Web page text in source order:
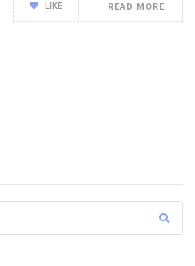
LIKE READ MORE